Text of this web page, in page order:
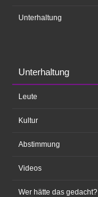
Unterhaltung
Unterhaltung
Leute
Kultur
Abstimmung
Videos
Wer hätte das gedacht?